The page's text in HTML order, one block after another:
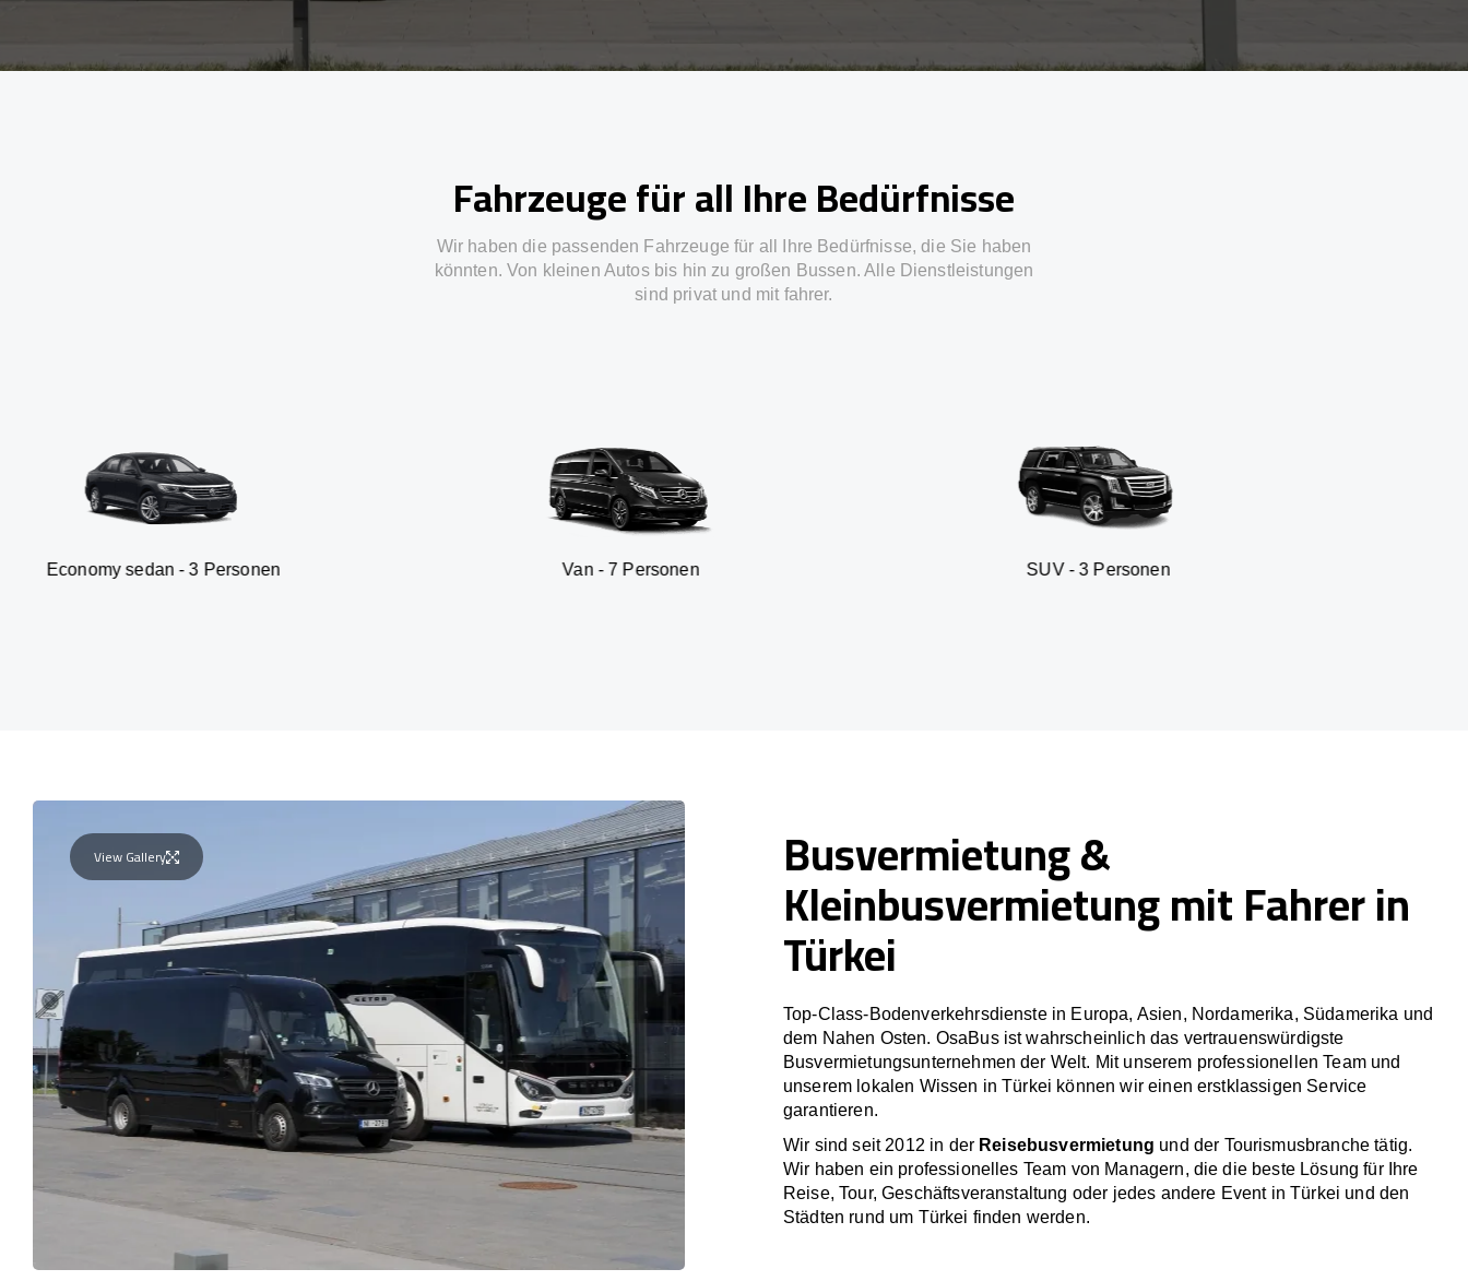
Fahrzeuge für all Ihre Bedürfnisse
Wir haben die passenden Fahrzeuge für all Ihre Bedürfnisse, die Sie haben
könnten. Von kleinen Autos bis hin zu großen Bussen. Alle Dienstleistungen
sind privat und mit fahrer.
sedan - 3 Personen Van - 7 Personen SUV - 3 Personen
View Gallery Busvermietung &
Kleinbusvermietung mit Fahrer in
Türkei
Top-Class-Bodenverkehrsdienste in Europa, Asien, Nordamerika, Südamerika und
dem Nahen Osten. OsaBus ist wahrscheinlich das vertrauenswürdigste
Busvermietungsunternehmen der Welt. Mit unserem professionellen Team und
unserem lokalen Wissen in Türkei können wir einen erstklassigen Service
garantieren.
Wir sind seit 2012 in der Reisebusvermietung und der Tourismusbranche tätig.
Wir haben ein professionelles Team von Managern, die die beste Lösung für Ihre
Reise, Tour, Geschäftsveranstaltung oder jedes andere Event in Türkei und den
Städten rund um Türkei finden werden.